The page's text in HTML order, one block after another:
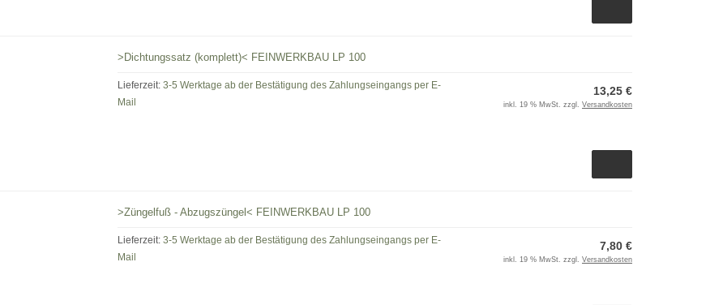
>Dichtungssatz (komplett)< FEINWERKBAU LP 100
Lieferzeit:3-5 Werktage ab der Bestätigung des Zahlungseingangs per E-
Mail
13,25 €
inkl. 19 % MwSt. zzgl. Versandkosten
>Züngelfuß - Abzugszüngel< FEINWERKBAU LP 100
Lieferzeit:3-5 Werktage ab der Bestätigung des Zahlungseingangs per E-
Mail
7,80 €
inkl. 19 % MwSt. zzgl. Versandkosten